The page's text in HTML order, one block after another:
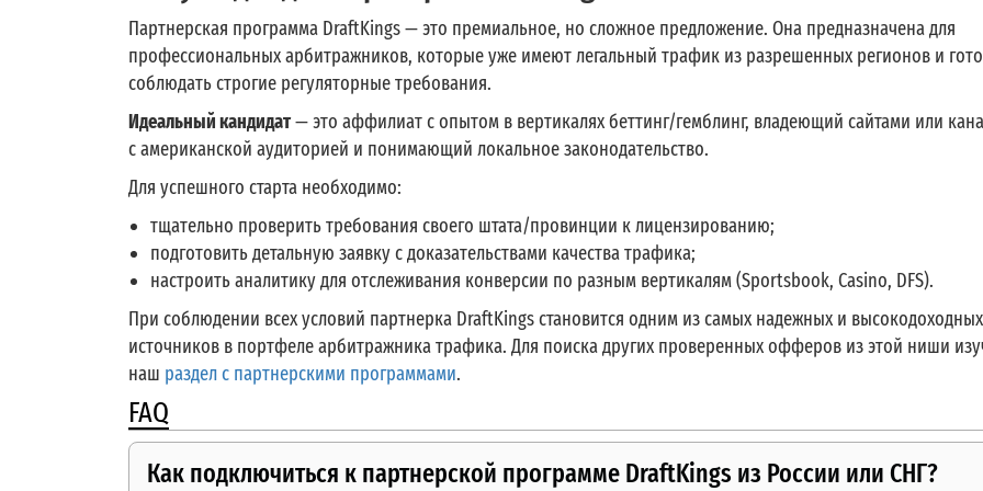
Партнерская программа DraftKings — это премиальное, но сложное предложение. Она предназначена для
профессиональных арбитражников, которые уже имеют легальный трафик из разрешенных регионов и
соблюдать строгие регуляторные требования.
Идеальный кандидат— это аффилиат с опытом в вертикалях беттинг/гемблинг, владеющий сайтами или
с американской аудиторией и понимающий локальное законодательство.
Для успешного старта необходимо:
тщательно проверить требования своего штата/провинции к лицензированию;
подготовить детальную заявку с доказательствами качества трафика;
настроить аналитику для отслеживания конверсии по разным вертикалям (Sportsbook, Casino, DFS).
При соблюдении всех условий партнерка DraftKings становится одним из самых надежных и высокодоходных
источников в портфеле арбитражника трафика. Для поиска других проверенных офферов из этой ниши
наш раздел с партнерскими программами.
FAQ
Как подключиться к партнерской программе DraftKings из России или СНГ?